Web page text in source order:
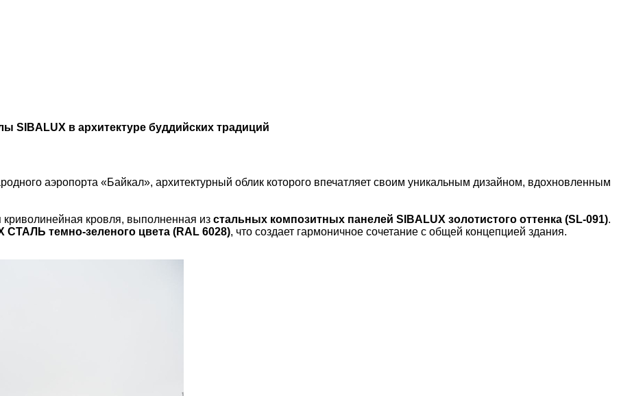
SIBALUX в архитектуре буддийских традиций
аэропорта «Байкал», архитектурный облик которого впечатляет своим уникальным дизайном, вдохновленным
кровля, выполненная из стальных композитных панелей SIBALUX золотистого оттенка (SL-091).
СТАЛЬ темно-зеленого цвета (RAL 6028), что создает гармоничное сочетание с общей концепцией здания.